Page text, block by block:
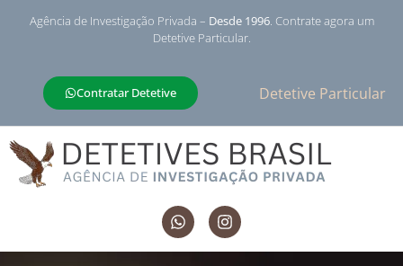
Agência de Investigação Privada – Desde 1996. Contrate agora um
Detetive Particular.
Contratar Detetive Detetive Particular